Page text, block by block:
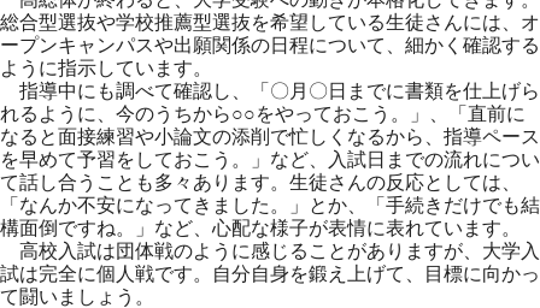
総合型選抜や学校推薦型選抜を希望している生徒さんには、オ
ープンキャンパスや出願関係の日程について、細かく確認する
ように指示しています。
指導中にも調べて確認し、「〇月〇日までに書類を仕上げら
れるように、今のうちから○○をやっておこう。」、「直前に
なると面接練習や小論文の添削で忙しくなるから、指導ペース
を早めて予習をしておこう。」など、入試日までの流れについ
て話し合うことも多々あります。生徒さんの反応としては、
「なんか不安になってきました。」とか、「手続きだけでも結
構面倒ですね。」など、心配な様子が表情に表れています。
高校入試は団体戦のように感じることがありますが、大学入
試は完全に個人戦です。自分自身を鍛え上げて、目標に向かっ
て闘いましょう。